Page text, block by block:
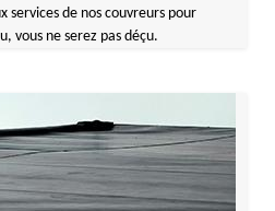
services de nos couvreurs pour
vous ne serez pas déçu.